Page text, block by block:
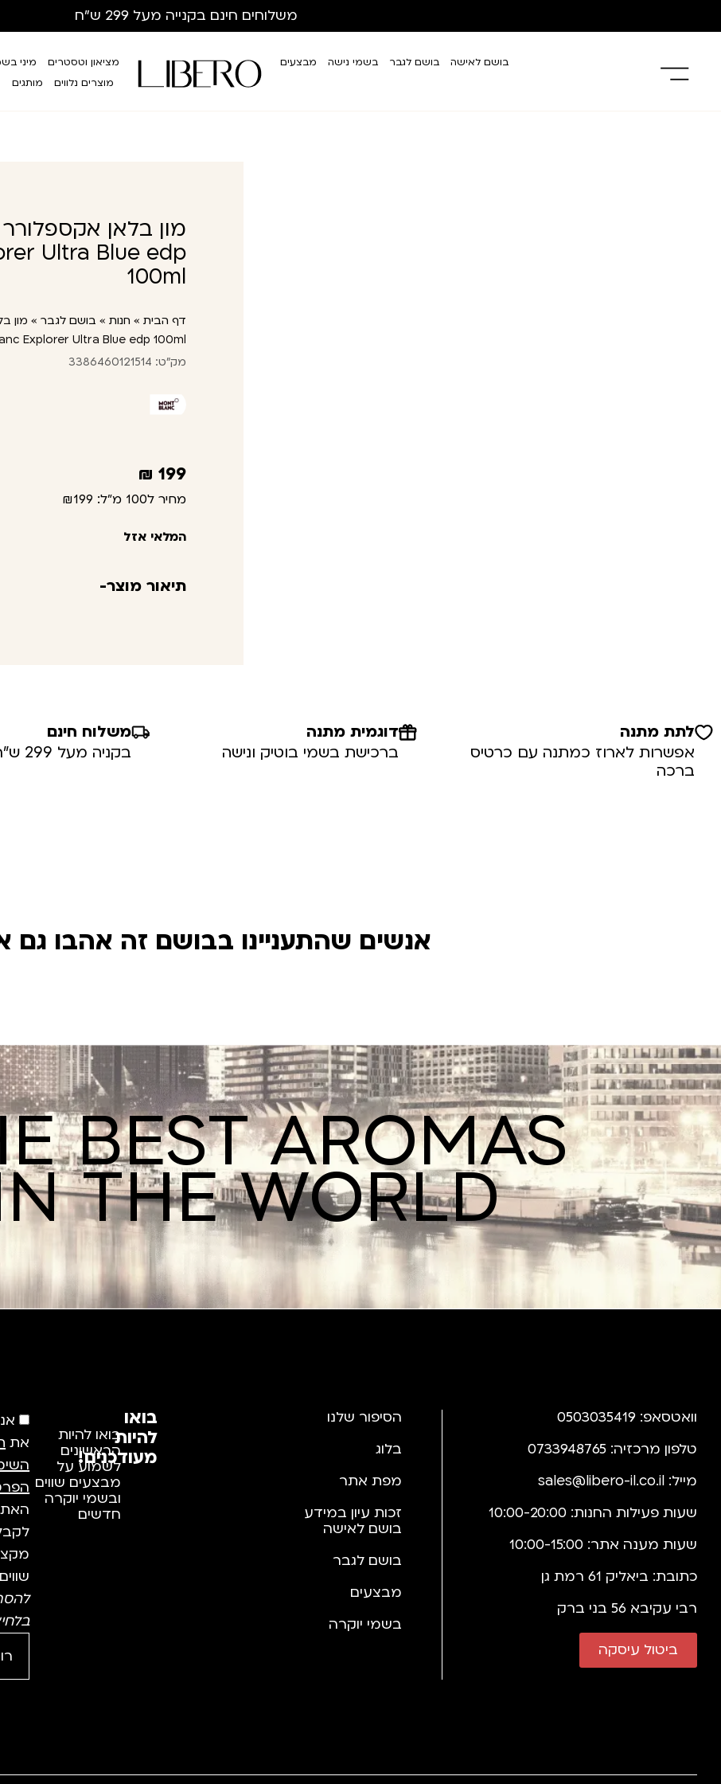
משלוחים חינם בקנייה מעל 299 ש”ח
בושם לאישה בושם לגבר בשמי נישה מבצעים מציאון וטסטרים
מיני
מוצרים נלווים
מותגים
מון בלאן
Ultra Blue edp
100ml
דף הבית » חנות » בושם לגבר » מון
Explorer Ultra Blue edp 100ml
מק"ט: 3386460121514
199
₪
מחיר ל100 מ"ל: ₪199
המלאי אזל
תיאור מוצר-
לתת מתנה
אפשרות לארוז כמתנה עם כרטיס
ברכה
דוגמית מתנה
ברכישת בשמי בוטיק ונישה
משלוח חינם
בקניה מעל 299 ש”ח
אנשים שהתעניינו בבושם זה אהבו גם
BEST AROMAS
THE WORLD
וואטסאפ: 0503035419
טלפון מרכזיה: 0733948765
מייל: sales@libero-il.co.il
שעות פעילות החנות: 10:00-20:00
שעות מענה אתר: 10:00-15:00
כתובת: ביאליק 61 רמת גן
רבי עקיבא 56 בני ברק
ביטול עיסקה
הסיפור שלנו
בלוג
מפת אתר
זכות עיון במידע
בושם לאישה
בושם לגבר
מבצעים
בשמי יוקרה
בואו
להיות
מעודכנים!
בואו להיות
הראשונים
לשמוע על
מבצעים שווים
ובשמי יוקרה
חדשים
את